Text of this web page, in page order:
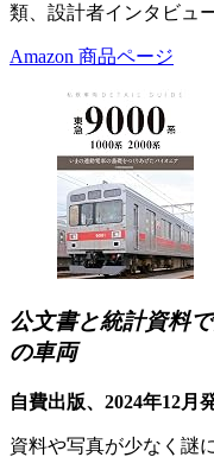
類、設計者インタビュ
Amazon 商品ページ
公文書と統計資料
の車両
自費出版、2024年12月
資料や写真が少なく謎